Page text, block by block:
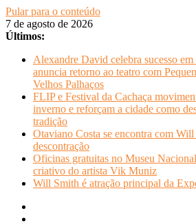
Pular para o conteúdo
7 de agosto de 2026
Últimos:
Alexandre David celebra sucesso
anuncia retorno ao teatro com
Velhos Palhaços
FLIP e Festival da Cachaça
inverno e reforçam a cidade como
tradição
Otaviano Costa se encontra com
descontração
Oficinas gratuitas no Museu
criativo do artista Vik Muniz
Will Smith é atração principal da